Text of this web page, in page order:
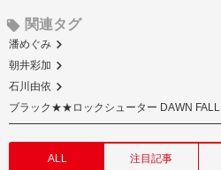
関連タグ
潘めぐみ
朝井彩加
石川由依
ブラック★★ロックシューター DAWN FALL
ALL 注目記事